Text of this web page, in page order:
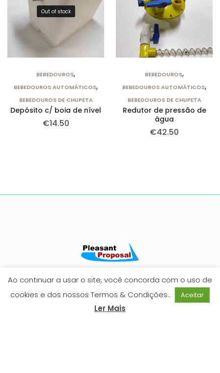
Out of stock
BEBEDOUROS,
BEBEDOUROS AUTOMÁTICOS,
BEBEDOUROS DE CHUPETA
Depósito c/ boia de nível
€14.50
BEBEDOUROS,
BEBEDOUROS AUTOMÁTICOS,
BEBEDOUROS DE CHUPETA
Redutor de pressão de
água
€42.50
Reclamações
Ao continuar a usar o site, você concorda com o uso de
cookies e dos nossos Termos & Condições..
Aceitar
Ler Mais